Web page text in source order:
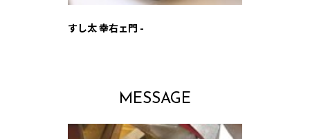
すし太 幸右ェ門 -
MESSAGE